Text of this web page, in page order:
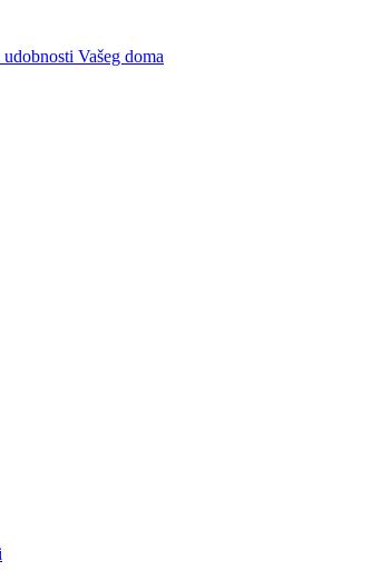
Vašeg doma